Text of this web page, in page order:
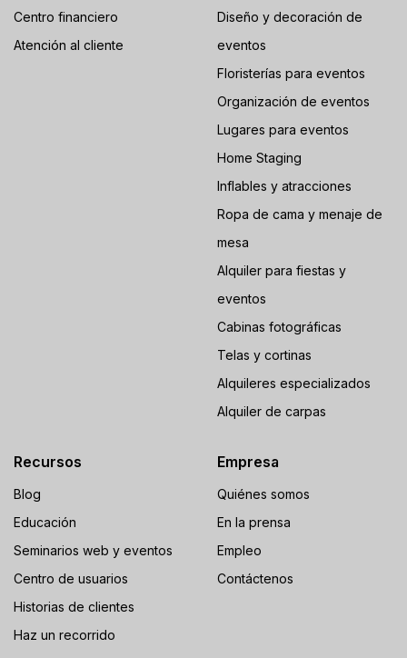
Centro financiero
Atención al cliente
Diseño y decoración de
eventos
Floristerías para eventos
Organización de eventos
Lugares para eventos
Home Staging
Inflables y atracciones
Ropa de cama y menaje de
mesa
Alquiler para fiestas y
eventos
Cabinas fotográficas
Telas y cortinas
Alquileres especializados
Alquiler de carpas
Recursos
Blog
Educación
Seminarios web y eventos
Centro de usuarios
Historias de clientes
Haz un recorrido
Empresa
Quiénes somos
En la prensa
Empleo
Contáctenos